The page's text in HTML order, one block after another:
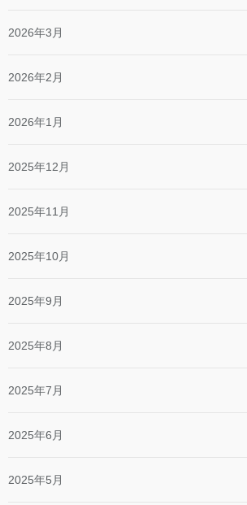
2026年3月
2026年2月
2026年1月
2025年12月
2025年11月
2025年10月
2025年9月
2025年8月
2025年7月
2025年6月
2025年5月